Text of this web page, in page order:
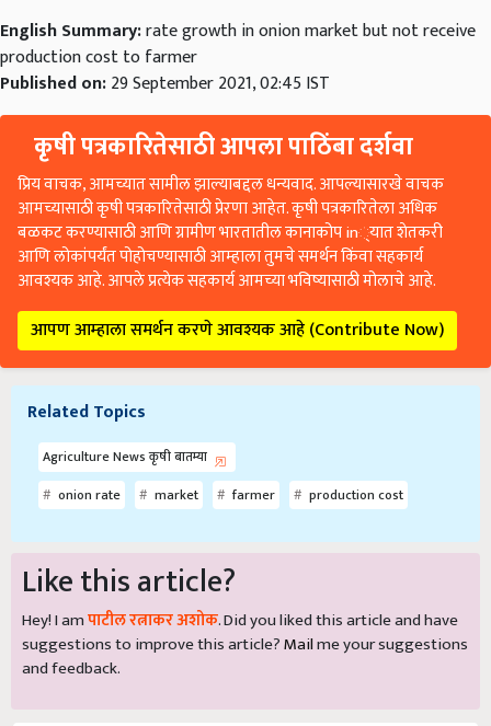
English Summary:rate growth in onion market but not receive
production cost to farmer
Published on:29 September 2021, 02:45 IST
कृषी पत्रकारितेसाठी आपला पाठिंबा दर्शवा
प्रिय वाचक, आमच्यात सामील झाल्याबद्दल धन्यवाद. आपल्यासारखे वाचक
आमच्यासाठी कृषी पत्रकारितेसाठी प्रेरणा आहेत. कृषी पत्रकारितेला अधिक
बळकट करण्यासाठी आणि ग्रामीण भारतातील कानाकोप in्यात शेतकरी
आणि लोकांपर्यंत पोहोचण्यासाठी आम्हाला तुमचे समर्थन किंवा सहकार्य
आवश्यक आहे. आपले प्रत्येक सहकार्य आमच्या भविष्यासाठी मोलाचे आहे.
आपण आम्हाला समर्थन करणे आवश्यक आहे (Contribute Now)
Related Topics
Agriculture News कृषी बातम्या
onion rate
market farmer production cost
Like this article?
Hey! I amपाटील रत्नाकर अशोक. Did you liked this article and have
suggestions to improve this article?Mailme your suggestions
and feedback.